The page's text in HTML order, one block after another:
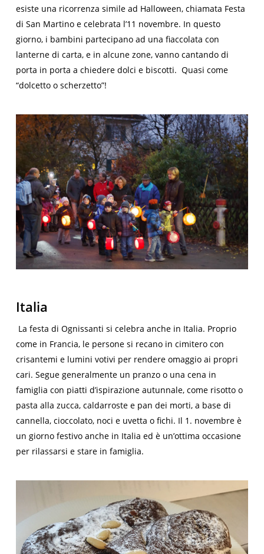
esiste una ricorrenza simile ad Halloween, chiamata Festa
di San Martino e celebrata l’11 novembre. In questo
giorno, i bambini partecipano ad una fiaccolata con
lanterne di carta, e in alcune zone, vanno cantando di
porta in porta a chiedere dolci e biscotti. Quasi come
“dolcetto o scherzetto”!
Italia
La festa di Ognissanti si celebra anche in Italia. Proprio
come in Francia, le persone si recano in cimitero con
crisantemi e lumini votivi per rendere omaggio ai propri
cari. Segue generalmente un pranzo o una cena in
famiglia con piatti d’ispirazione autunnale, come risotto o
pasta alla zucca, caldarroste e pan dei morti, a base di
cannella, cioccolato, noci e uvetta o fichi. Il 1. novembre è
un giorno festivo anche in Italia ed è un’ottima occasione
per rilassarsi e stare in famiglia.